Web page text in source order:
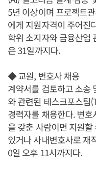
5년 이상이며 프로젝트
에게 지원자격이 주어진
학위 소지자와 금융산업
은 31일까지다.
◆ 교원, 변호사 채용
계약서를 검토하고 소송
와 관련된 테스크포스팀
경력자를 채용한다. 변
을 갖춘 사람이면 지원
있거나 사내변호사로 재
0일 오후 11시까지다.